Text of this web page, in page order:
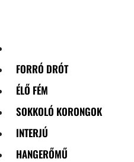
FORRÓ DRÓT
ÉLŐ FÉM
SOKKOLÓ KORONGOK
INTERJÚ
HANGERŐMŰ